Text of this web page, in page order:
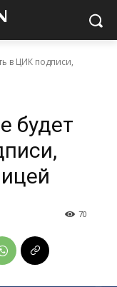
в ЦИК подписи,
будет
70